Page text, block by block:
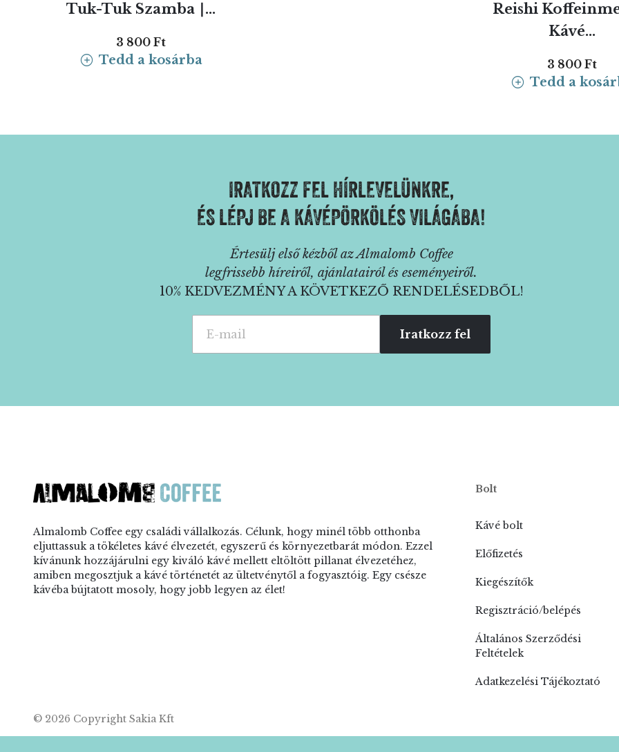
Tuk-Tuk Szamba ∣...
3 800 Ft
Tedd a kosárba
Reishi
Kávé...
3 800 Ft
Tedd a
IRATKOZZ FEL HÍRLEVELÜNKRE,
ÉS LÉPJ BE A KÁVÉPÖRKÖLÉS VILÁGÁBA!
Értesülj első kézből az Almalomb Coffee
legfrissebb híreiről, ajánlatairól és eseményeiről.
10% KEDVEZMÉNY A KÖVETKEZŐ RENDELÉSEDBŐL!
Almalomb Coffee egy családi vállalkozás. Célunk, hogy minél több otthonba
eljuttassuk a tökéletes kávé élvezetét, egyszerű és környezetbarát módon. Ezzel
kívánunk hozzájárulni egy kiváló kávé mellett eltöltött pillanat élvezetéhez,
amiben megosztjuk a kávé történetét az ültetvénytől a fogyasztóig. Egy csésze
kávéba bújtatott mosoly, hogy jobb legyen az élet!
Bolt
Kávé bolt
Előfizetés
Kiegészítők
Regisztráció/belépés
Általános Szerződési
Feltételek
Adatkezelési Tájékoztató
© 2026 Copyright Sakia Kft